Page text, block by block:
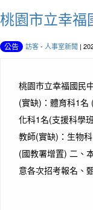
桃園市立幸福
公告 訪客- 人事室新聞 |
桃園市立幸福國民
(實缺)：體育科1名
化科1名(支援科學
教師(實缺)：生物
(國教署增置) 二、
意各次招考報名、